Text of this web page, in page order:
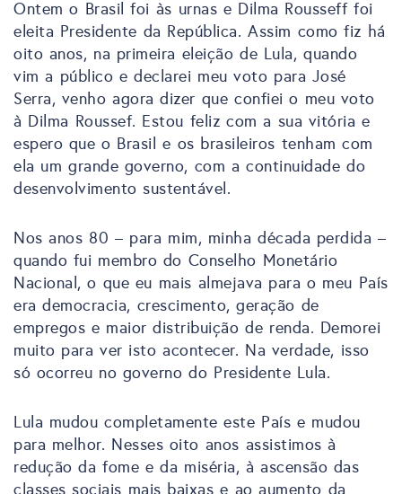
Ontem o Brasil foi às urnas e Dilma Rousseff foi
eleita Presidente da República. Assim como fiz há
oito anos, na primeira eleição de Lula, quando
vim a público e declarei meu voto para José
Serra, venho agora dizer que confiei o meu voto
à Dilma Roussef. Estou feliz com a sua vitória e
espero que o Brasil e os brasileiros tenham com
ela um grande governo, com a continuidade do
desenvolvimento sustentável.
Nos anos 80 – para mim, minha década perdida –
quando fui membro do Conselho Monetário
Nacional, o que eu mais almejava para o meu País
era democracia, crescimento, geração de
empregos e maior distribuição de renda. Demorei
muito para ver isto acontecer. Na verdade, isso
só ocorreu no governo do Presidente Lula.
Lula mudou completamente este País e mudou
para melhor. Nesses oito anos assistimos à
redução da fome e da miséria, à ascensão das
classes sociais mais baixas e ao aumento da